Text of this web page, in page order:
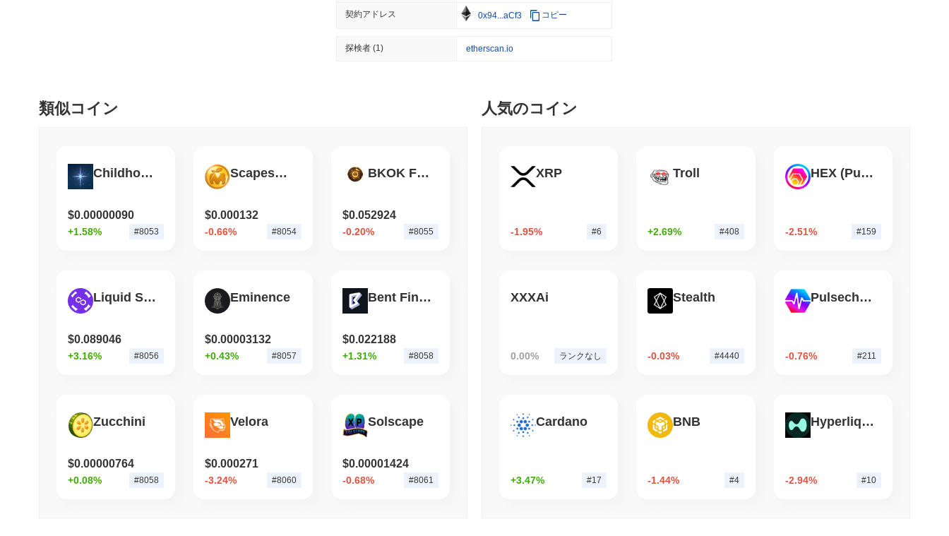
ができ、ネットワークへの財政的コミットメントが求められることでセキュリティが向上します。プロトコルは、認証とデータ整合
性を確保するために、楕円曲線デジタル署名アルゴリズム（ECDSA）などの高度な暗号技術を利用しています。 バリデーターへの
ョンを正しく検証できなかった場合にはスラッシングペナルティが課されます。この二重のアプローチは、誠実な参加を促し、ネッ
ダークロードは何か論争やリスクに直面しましたか？
ラクトの徹底的な監査を実施し、特定された脆弱性に対処するためのパッチを実装しました。さらに、影響を受けたユーザーへの補
償プログラムを開始し、コミュニティの信頼と安全へのコミットメントを示しました。 継続的なリスクに関して、ダークロードは市
ために、プロジェクトは定期的なセキュリティ監査やガバナンス決定の透明性を含む積極的なアプローチを採用しています。チーム
られるようにしています。
Dork Lord (DORKL)はどこで購入できますか？
(Ethereum)で、DORKL/WETH取引ペアは24時間のボリュームが
Dork Lordの現在の日次取引量はいくらですか？
Dork Lordの価格範囲の履歴は何ですか？
史上最安値（ATL）：
BITCOIN CRYPTO SERVICES
出が150億ドルに迫る
イタリア最大の銀行がビットコインETF保有を削減し、ステークされたイ
August 05 2026
ECONOMIC DATA
ブラックロック、3110億ドルの欧州現金ファンドをイーサリアム上に展開
契約アドレス 0x94...aCf3 コピー
探検者(1) etherscan.io
類似コイン
Childhoods End
$0.00000090
+1.58% #8053
ScapesMania
$0.000132
-0.66% #8054
BKOK FinTech
$0.052924
-0.20% #8055
Liquid Staking Matic (PoS)
$0.089046
+3.16% #8056
Eminence
$0.00003132
+0.43% #8057
Bent Finance
$0.022188
+1.31% #8058
Zucchini
$0.00000764
+0.08% #8058
Velora
$0.000271
-3.24% #8060
Solscape
$0.00001424
-0.68% #8061
人気のコイン
XRP
-1.95% #6
Troll
+2.69% #408
HEX (Pulsechain)
-2.51% #159
XXXAi
0.00% ランクなし
Stealth
-0.03% #4440
Pulsechain
-0.76% #211
Cardano
+3.47% #17
BNB
-1.44% #4
Hyperliquid
-2.94% #10